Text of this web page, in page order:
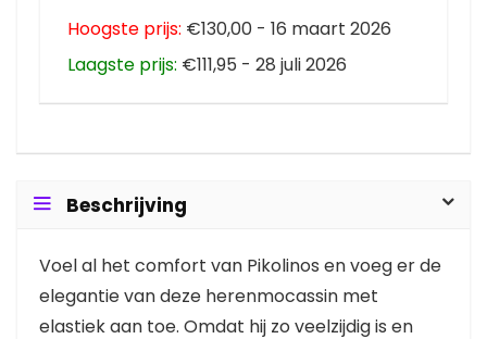
Hoogste prijs: €130,00 - 16 maart 2026
Laagste prijs: €111,95 - 28 juli 2026
Beschrijving
Voel al het comfort van Pikolinos en voeg er de
elegantie van deze herenmocassin met
elastiek aan toe. Omdat hij zo veelzijdig is en